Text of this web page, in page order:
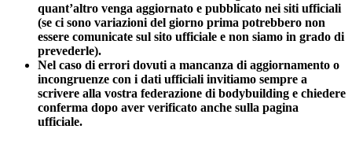
quant’altro venga aggiornato e pubblicato nei siti ufficiali
(se ci sono variazioni del giorno prima potrebbero non
essere comunicate sul sito ufficiale e non siamo in grado di
prevederle).
Nel caso di errori dovuti a mancanza di aggiornamento o
incongruenze con i dati ufficiali invitiamo sempre a
scrivere alla vostra federazione di bodybuilding e chiedere
conferma dopo aver verificato anche sulla pagina
ufficiale.